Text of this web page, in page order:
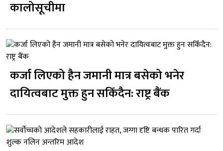
कालोसूचीमा
कर्जा लिएको हैन जमानी मात्र बसेको भनेर
दायित्वबाट मुक्त हुन सकिँदैन: राष्ट्र बैंक